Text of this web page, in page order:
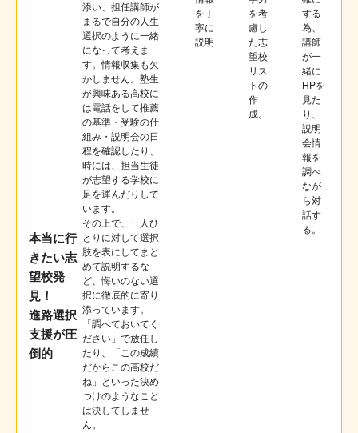
本当に行
きたい志
望校発
見！
進路選択
支援が圧
倒的
添い、担任講師が
まるで自分の人生
選択のように一緒
になって考えま
す。情報収集も欠
かしません。塾生
が興味ある高校に
は電話をして推薦
の基準・受験の仕
組み・説明会の日
程を確認したり、
時には、担当生徒
が志望する学校に
足を運んだりして
います。
その上で、一人ひ
とりに対して選択
肢を表にしてまと
めて説明するな
ど、悔いのない選
択に徹底的に寄り
添っています。
「調べておいてく
ださい」で放任し
たり、「この成績
だからこの高校だ
ね」といった決め
つけのようなこと
は決してしませ
ん。
を丁
寧に
説明
を考
慮し
た志
望校
リス
トの
作
成。
する
為、
講師
が一
緒に
HPを
見た
り、
説明
会情
報を
調べ
なが
ら対
話す
る。